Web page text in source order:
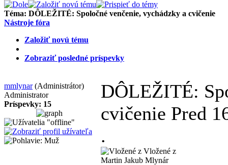
Téma: DÔLEŽITÉ: Spoločné venčenie, vychádzky a cvičenie
Nástroje fóra
Založiť novú tému
Zobraziť posledné príspevky
mmlynar (Administrátor)
Administrator
Príspevky: 15
DÔLEŽITÉ:
cvičenie Pred
.
Vložené z
Martin Jakub Mlynár